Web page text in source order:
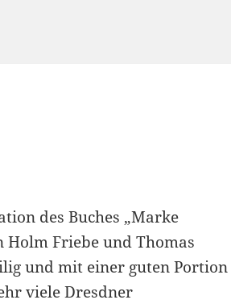
des Buches „Marke
Holm Friebe und Thomas
und mit einer guten Portion
viele Dresdner